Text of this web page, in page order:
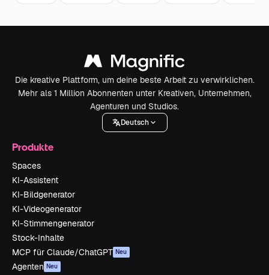
Die kreative Plattform, um deine beste Arbeit zu verwirklichen.
Mehr als 1 Million Abonnenten unter Kreativen, Unternehmen,
Agenturen und Studios.
Deutsch
Produkte
Spaces
KI-Assistent
KI-Bildgenerator
KI-Videogenerator
KI-Stimmengenerator
Stock-Inhalte
MCP für Claude/ChatGPT Neu
Agenten Neu